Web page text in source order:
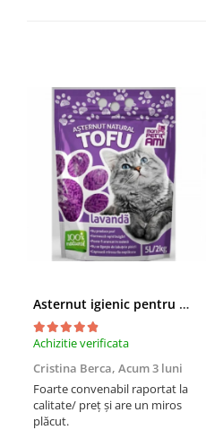
Asternut igienic pentru pisici Tofu Lavanda, Mon Petit 5 l
Achizitie verificata
Cristina Berca, Acum 3 luni
Foarte convenabil raportat la
calitate/ preț și are un miros
plăcut.